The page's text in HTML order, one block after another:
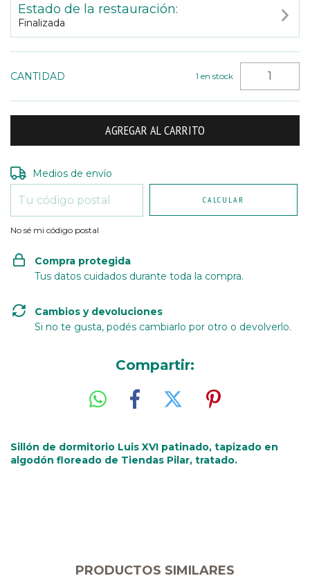
Estado de la restauración:
Finalizada
CANTIDAD 1 en stock
Entregas para el CP:
Medios de envío
CALCULAR
No sé mi código postal
Compra protegida
Tus datos cuidados durante toda la compra.
Cambios y devoluciones
Si no te gusta, podés cambiarlo por otro o devolverlo.
Compartir:
Sillón de dormitorio Luis XVI patinado, tapizado en
algodón floreado de Tiendas Pilar, tratado.
PRODUCTOS SIMILARES